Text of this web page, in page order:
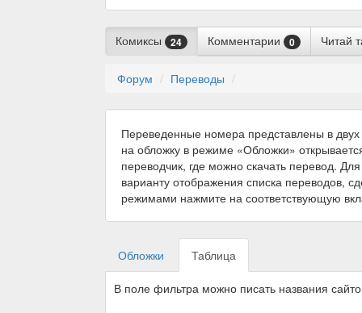
Комиксы 24 Комментарии 0 Читай
Форум Переводы
Переведенные номера представлены в
на обложку в режиме «Обложки»
переводчик, где можно скачать перевод.
варианту отображения списка переводов,
режимами нажмите на соответствующую
Обложки Таблица
В поле фильтра можно писать названия